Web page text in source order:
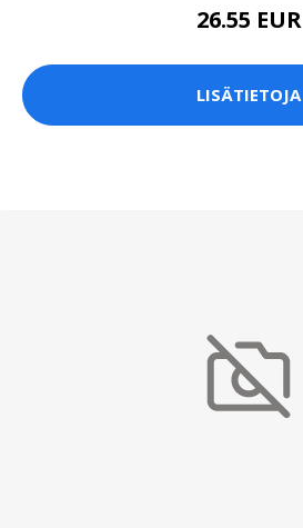
26.55 EUR
LISÄTIETOJA